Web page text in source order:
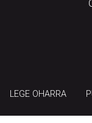
LEGE OHARRA